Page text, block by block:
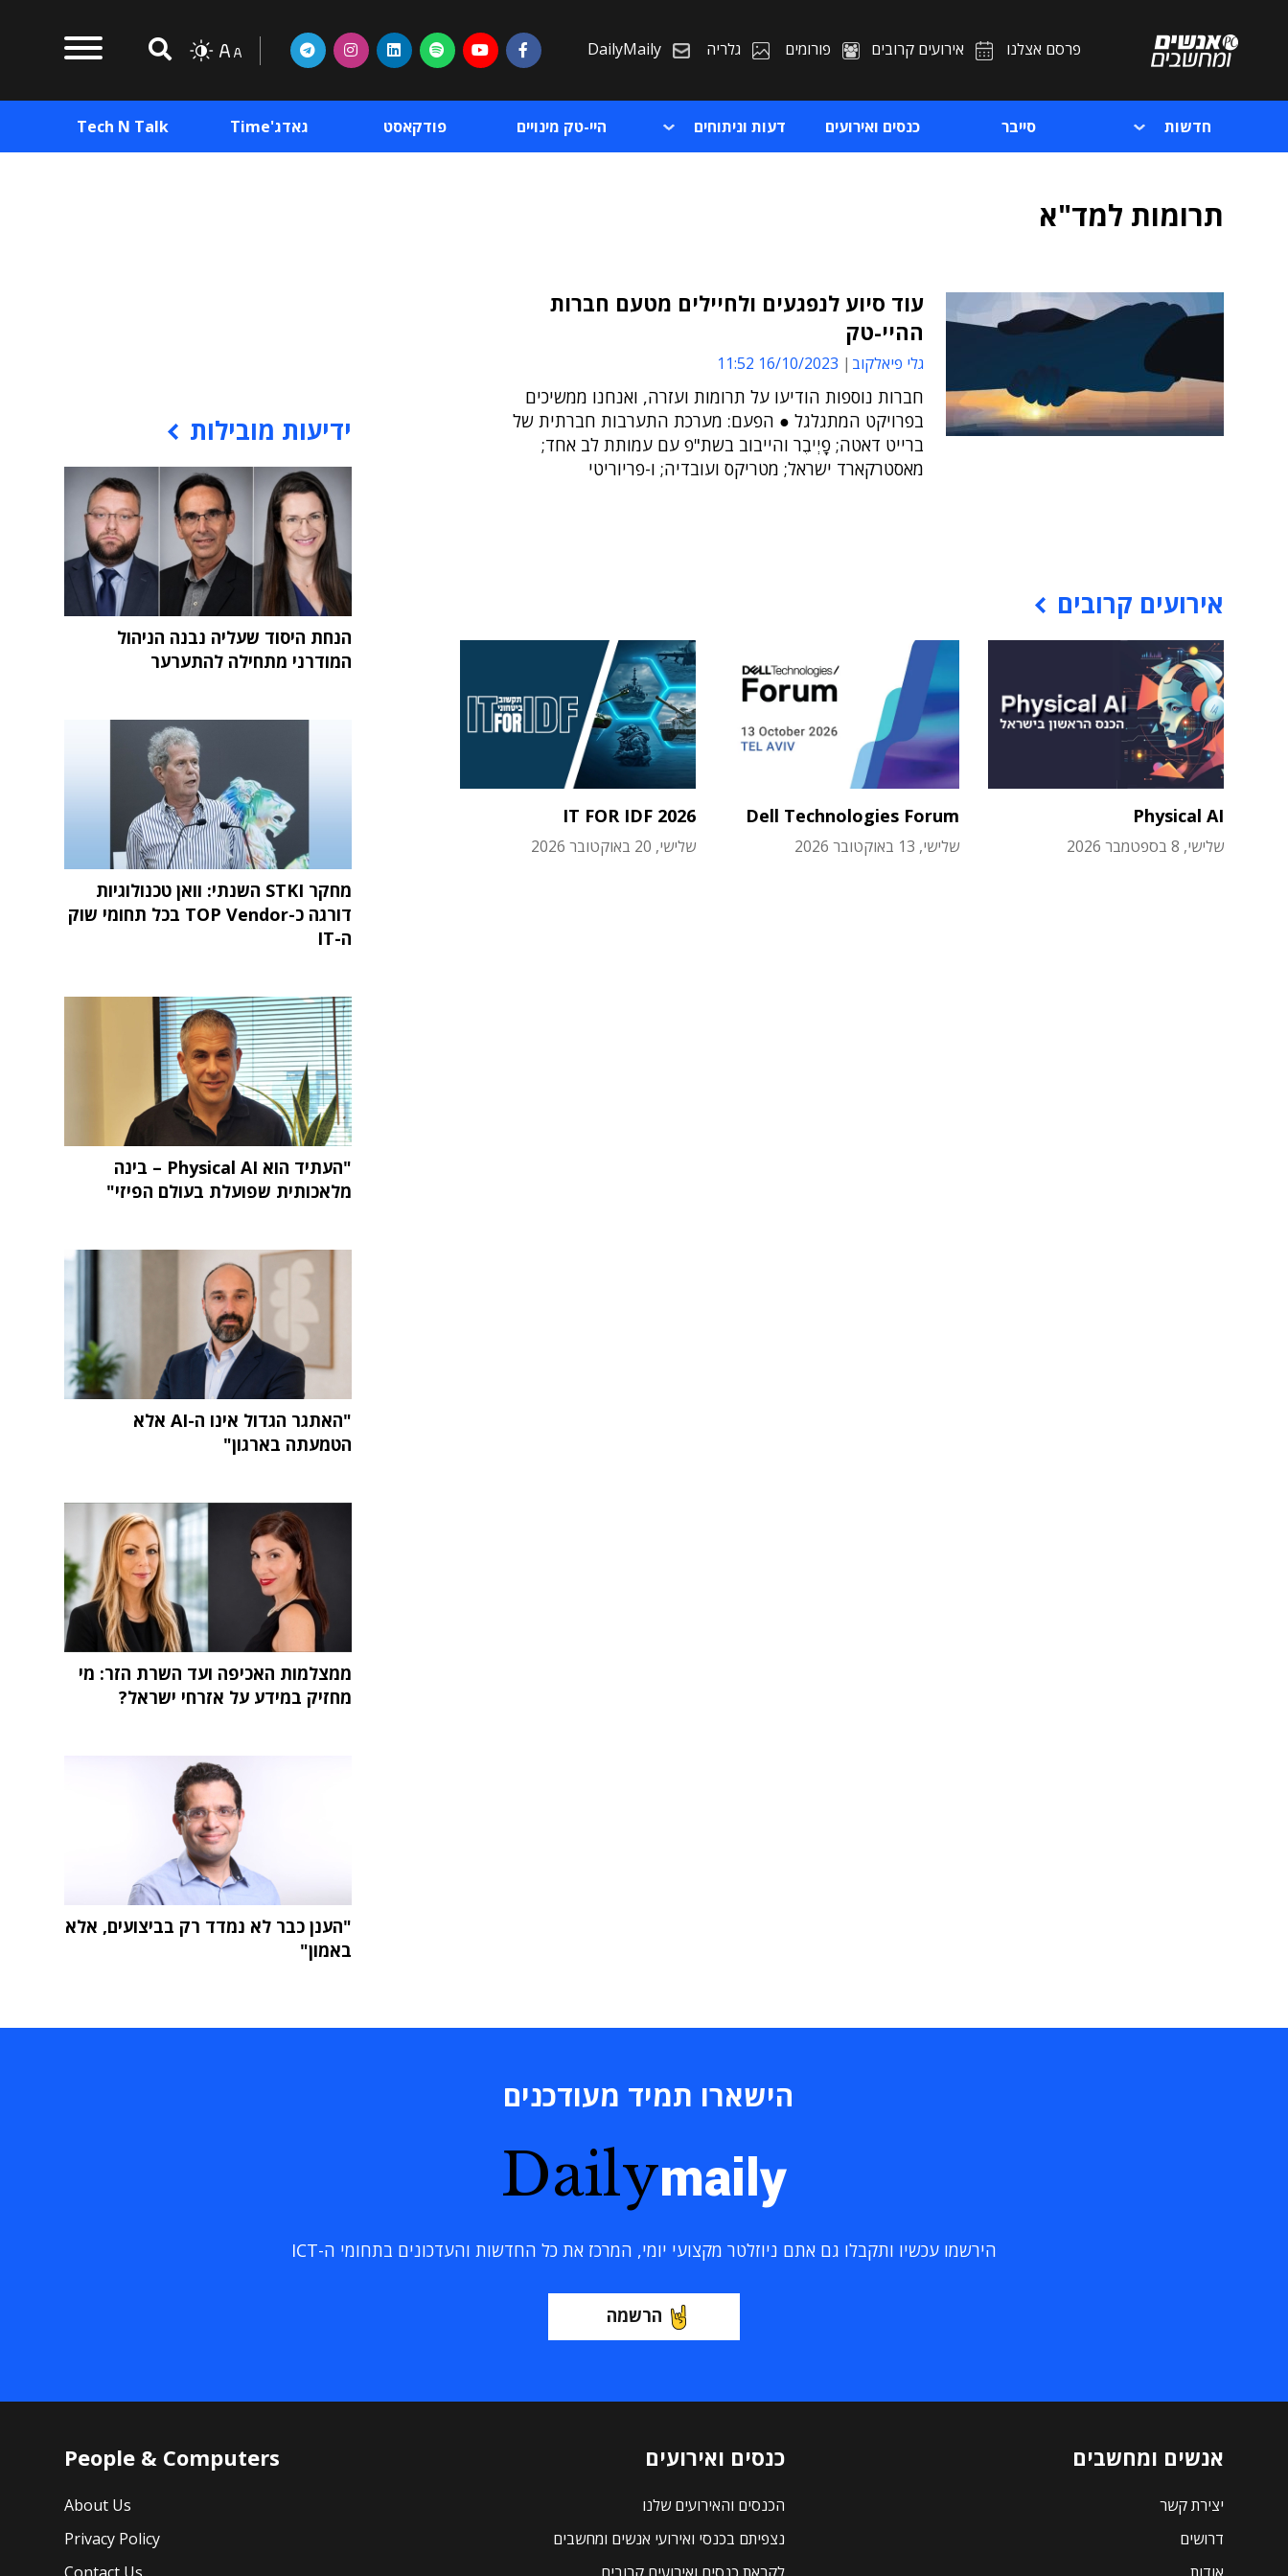
פרסם אצלנו אירועים קרובים פורומים גלריה DailyMaily
חדשות סייבר כנסים ואירועים דעות וניתוחים היי-טק מינויים פודקאסט גאדג'Time Tech N Talk
תרומות למד"א
עוד סיוע לנפגעים ולחיילים מטעם חברות
ההיי-טק
גלי פיאלקוב 16/10/2023 11:52
חברות נוספות הודיעו על תרומות ועזרה, ואנחנו ממשיכים
בפרויקט המתגלגל ● הפעם: מערכת התערבות חברתית של
ברייט דאטה; פָיְיבֶר והייבוב בשת"פ עם עמותת לב אחד;
מאסטרקארד ישראל; מטריקס ועובדיה; ו-פריוריטי
אירועים קרובים
Physical AI
שלישי, 8 בספטמבר 2026
Dell Technologies Forum
שלישי, 13 באוקטובר 2026
IT FOR IDF 2026
שלישי, 20 באוקטובר 2026
ידיעות מובילות
הנחת היסוד שעליה נבנה הניהול
המודרני מתחילה להתערער
מחקר STKI השנתי: וואן טכנולוגיות
דורגה כ-TOP Vendor בכל תחומי שוק
ה-IT
"העתיד הוא Physical AI – בינה
מלאכותית שפועלת בעולם הפיזי"
"האתגר הגדול אינו ה-AI אלא
הטמעתה בארגון"
ממצלמות האכיפה ועד השרת הזר: מי
מחזיק במידע על אזרחי ישראל?
"הענן כבר לא נמדד רק בביצועים, אלא
באמון"
הישארו תמיד מעודכנים
Dailymaily
הירשמו עכשיו ותקבלו גם אתם ניוזלטר מקצועי יומי, המרכז את כל החדשות והעדכונים בתחומי ה-ICT
הרשמה
אנשים ומחשבים
יצירת קשר
דרושים
כנסים ואירועים
הכנסים והאירועים שלנו
נצפיתם בכנסי ואירועי אנשים ומחשבים
People & Computers
About Us
Privacy Policy